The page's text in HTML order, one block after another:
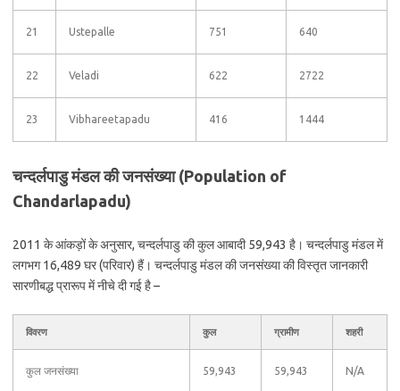
21 Ustepalle 751 640
22 Veladi 622 2722
23 Vibhareetapadu 416 1444
चन्दर्लपाडु मंडल की जनसंख्या (Population of
Chandarlapadu)
2011 के आंकड़ों के अनुसार, चन्दर्लपाडु की कुल आबादी 59,943 है। चन्दर्लपाडु मंडल में
लगभग 16,489 घर (परिवार) हैं। चन्दर्लपाडु मंडल की जनसंख्या की विस्तृत जानकारी
सारणीबद्ध प्रारूप में नीचे दी गई है –
विवरण कुल ग्रामीण शहरी
कुल जनसंख्या 59,943 59,943 N/A